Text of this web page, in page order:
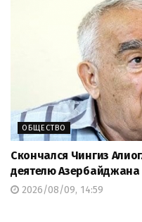
ОБЩЕСТВО
Скончался Чингиз
деятелю Азербайджана
2026/08/09, 14:59